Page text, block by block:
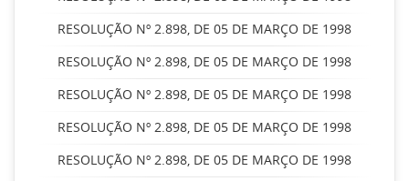
RESOLUÇÃO Nº 2.898, DE 05 DE MARÇO DE 1998
RESOLUÇÃO Nº 2.898, DE 05 DE MARÇO DE 1998
RESOLUÇÃO Nº 2.898, DE 05 DE MARÇO DE 1998
RESOLUÇÃO Nº 2.898, DE 05 DE MARÇO DE 1998
RESOLUÇÃO Nº 2.898, DE 05 DE MARÇO DE 1998